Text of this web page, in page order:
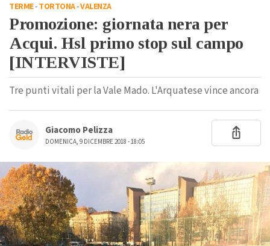
TERME-TORTONA-VALENZA
Promozione: giornata nera per
Acqui. Hsl primo stop sul campo
[INTERVISTE]
Tre punti vitali per la Vale Mado. L'Arquatese vince ancora
Giacomo Pelizza
DOMENICA, 9 DICEMBRE 2018 - 18:05